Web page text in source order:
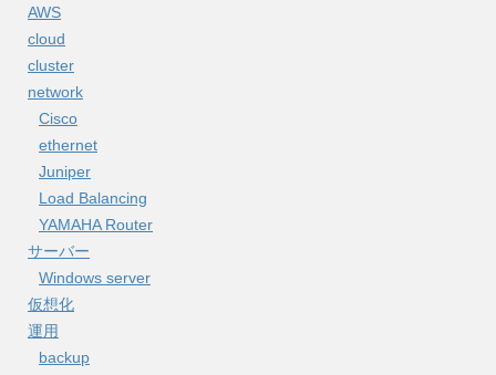
AWS
cloud
cluster
network
Cisco
ethernet
Juniper
Load Balancing
YAMAHA Router
サーバー
Windows server
仮想化
運用
backup